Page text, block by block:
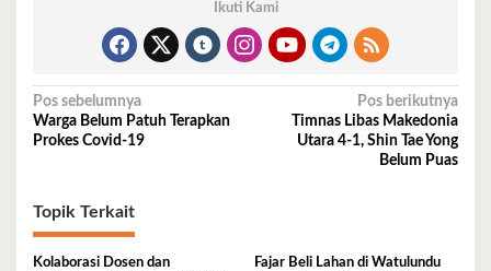
Ikuti Kami
Navigasi
pos
Pos sebelumnya
Warga Belum Patuh Terapkan
Prokes Covid-19
Pos berikutnya
Timnas Libas Makedonia
Utara 4-1, Shin Tae Yong
Belum Puas
Topik Terkait
Kolaborasi Dosen dan
Fajar Beli Lahan di Watulundu